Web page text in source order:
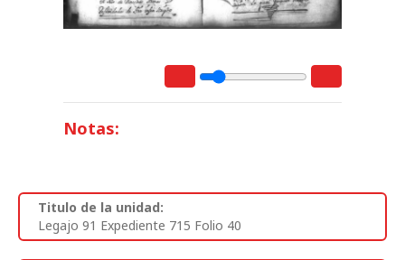
Notas:
Titulo de la unidad:
Legajo 91 Expediente 715 Folio 40